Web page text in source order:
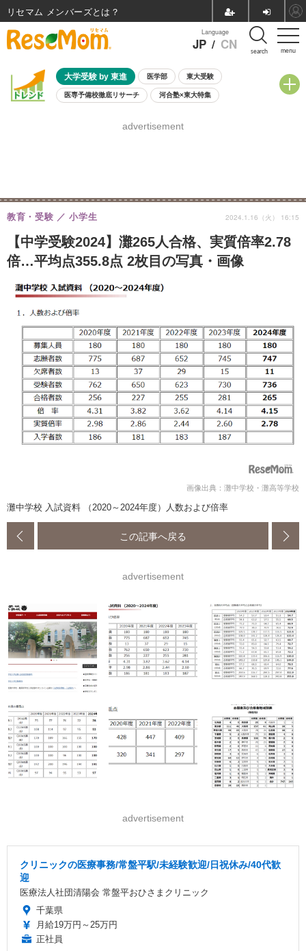
menu
Language
JP / CN search
大学受験 by 東進 医学部 東大受験
医専予備校徹底リサーチ 河合塾×東大特集
8月開催学校説明会・相談会
advertisement
【中学受験2024】灘265人合格、実質倍率2.78
倍…平均点355.8点 2枚目の写真・画像
教育・受験 小学生 2024.1.16（火） 16:15
画像出典：灘中学校・灘高等学校
灘中学校 入試資料 （2020～2024年度）人数および倍率
この記事へ戻る
advertisement
advertisement
クリニックの医療事務/常盤平駅/未経験歓迎/日祝休み/40代歓
迎
医療法人社団清陽会 常盤平おひさまクリニック
千葉県
月給19万円～25万円
正社員
リセマム メンバーズ